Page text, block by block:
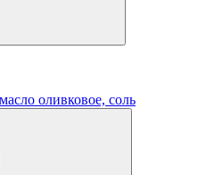
оливковое, соль